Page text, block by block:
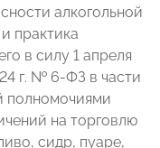
алкогольной
практика
в силу 1 апреля
г. № 6-ФЗ в части
полномочиями
на торговлю
сидр, пуаре,